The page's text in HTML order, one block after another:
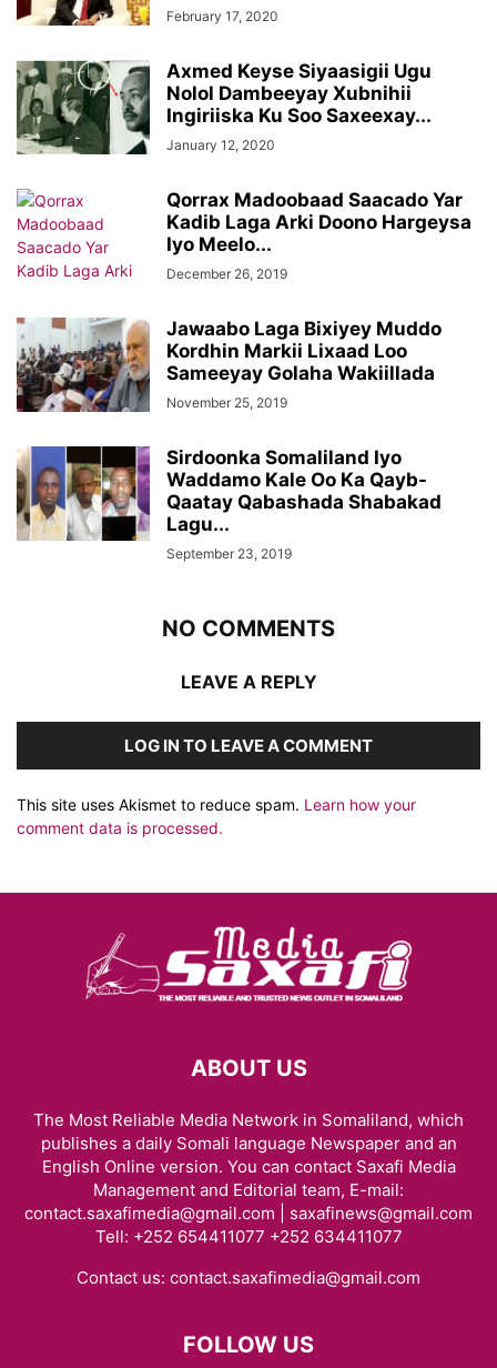
February 17, 2020
Axmed Keyse Siyaasigii Ugu
Nolol Dambeeyay Xubnihii
Ingiriiska Ku Soo Saxeexay...
January 12, 2020
Qorrax Madoobaad Saacado Yar
Kadib Laga Arki Doono Hargeysa
Iyo Meelo...
December 26, 2019
Jawaabo Laga Bixiyey Muddo
Kordhin Markii Lixaad Loo
Sameeyay Golaha Wakiillada
November 25, 2019
Sirdoonka Somaliland Iyo
Waddamo Kale Oo Ka Qayb-
Qaatay Qabashada Shabakad
Lagu...
September 23, 2019
NO COMMENTS
LEAVE A REPLY
LOG IN TO LEAVE A COMMENT
This site uses Akismet to reduce spam. Learn how your
comment data is processed.
ABOUT US
The Most Reliable Media Network in Somaliland, which
publishes a daily Somali language Newspaper and an
English Online version. You can contact Saxafi Media
Management and Editorial team, E-mail:
contact.saxafimedia@gmail.com | saxafinews@gmail.com
Tell: +252 654411077 +252 634411077
Contact us: contact.saxafimedia@gmail.com
FOLLOW US